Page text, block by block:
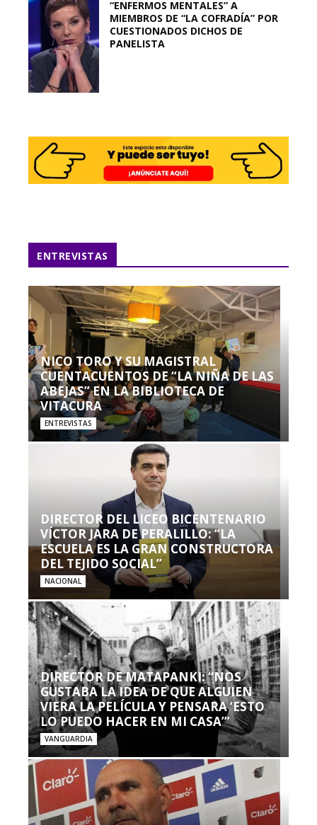
“ENFERMOS MENTALES” A
MIEMBROS DE “LA COFRADÍA” POR
CUESTIONADOS DICHOS DE
PANELISTA
ENTREVISTAS
NICO TORO Y SU MAGISTRAL
CUENTACUENTOS DE “LA NIÑA DE LAS
ABEJAS” EN LA BIBLIOTECA DE
VITACURA
ENTREVISTAS
DIRECTOR DEL LICEO BICENTENARIO
VÍCTOR JARA DE PERALILLO: “LA
ESCUELA ES LA GRAN CONSTRUCTORA
DEL TEJIDO SOCIAL”
NACIONAL
DIRECTOR DE MATAPANKI: “NOS
GUSTABA LA IDEA DE QUE ALGUIEN
VIERA LA PELÍCULA Y PENSARA ‘ESTO
LO PUEDO HACER EN MI CASA’”
VANGUARDIA